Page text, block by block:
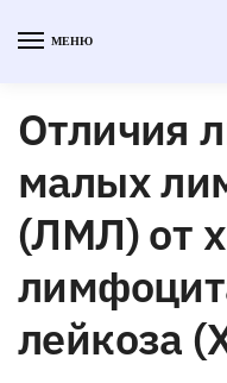
МЕНЮ
Отличия
малых
(ЛМЛ) от
лейкоза